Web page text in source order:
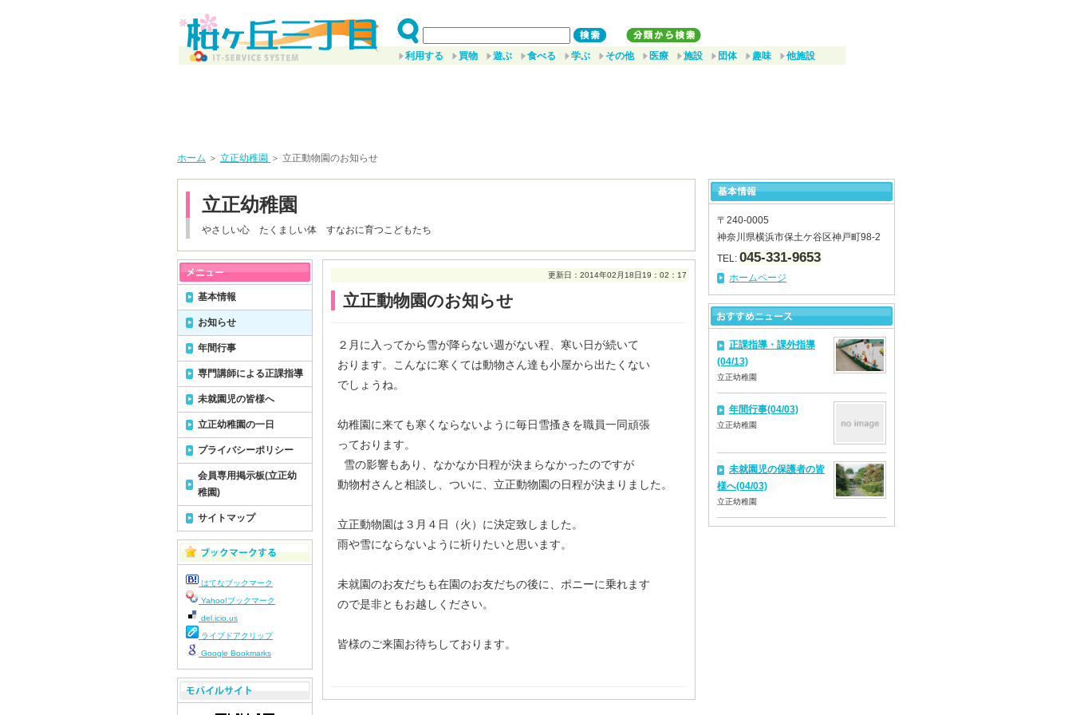
利用する 買物 遊ぶ 食べる 学ぶ その他 医療 施設 団体 趣味 他施設
ホーム ＞ 立正幼稚園 ＞ 立正動物園のお知らせ
立正幼稚園
やさしい心 たくましい体 すなおに育つこどもたち
更新日：2014年02月18日19：02：17
立正動物園のお知らせ
２月に入ってから雪が降らない週がない程、寒い日が続いて
おります。こんなに寒くては動物さん達も小屋から出たくない
でしょうね。
幼稚園に来ても寒くならないように毎日雪搔きを職員一同頑張
っております。
雪の影響もあり、なかなか日程が決まらなかったのですが
動物村さんと相談し、ついに、立正動物園の日程が決まりました。
立正動物園は３月４日（火）に決定致しました。
雨や雪にならないように祈りたいと思います。
未就園のお友だちも在園のお友だちの後に、ポニーに乗れます
ので是非ともお越しください。
皆様のご来園お待ちしております。
基本情報
お知らせ
年間行事
専門講師による正課指導
未就園児の皆様へ
立正幼稚園の一日
プライバシーポリシー
会員専用掲示板(立正幼
稚園)
サイトマップ
はてなブックマーク
Yahoo!ブックマーク
del.icio.us
ライブドアクリップ
Google Bookmarks
〒240-0005
神奈川県横浜市保土ケ谷区神戸町98-2
TEL: 045-331-9653
ホームページ
正課指導・課外指導
(04/13)
立正幼稚園
年間行事(04/03)
立正幼稚園
未就園児の保護者の皆
様へ(04/03)
立正幼稚園